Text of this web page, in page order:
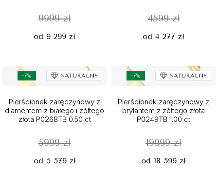
9999 zł
od 9 299 zł
4599 zł
od 4 277 zł
-7% NATURALNY
Pierścionek zaręczynowy z
diamentem z białego i żółtego
złota P0268TB 0.50 ct
5999 zł
od 5 579 zł
-7% NATURALNY
Pierścionek zaręczynowy z
brylantem z żółtego złota
P0249TB 1.00 ct
19999 zł
od 18 599 zł